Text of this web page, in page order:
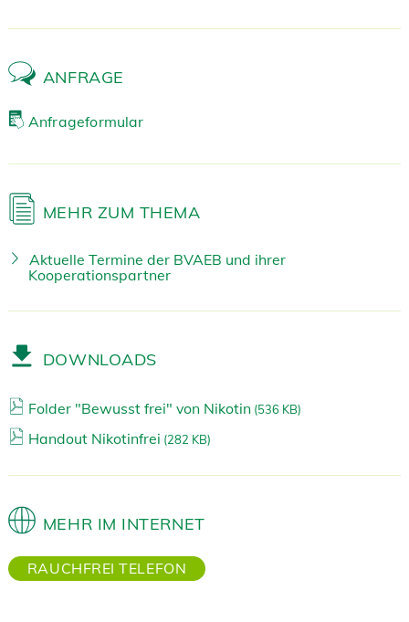
ANFRAGE
Anfrageformular
MEHR ZUM THEMA
Aktuelle Termine der BVAEB und ihrer
Kooperationspartner
DOWNLOADS
Folder "Bewusst frei" von Nikotin (536 KB)
Handout Nikotinfrei (282 KB)
MEHR IM INTERNET
RAUCHFREI TELEFON